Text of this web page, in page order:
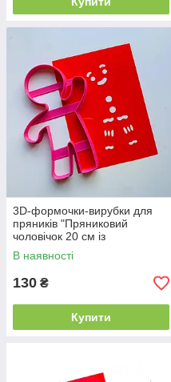
3D-формочки-вирубки для
пряників "Пряниковий
чоловічок 20 см із
трафаретом"
В наявності
130 ₴
Купити